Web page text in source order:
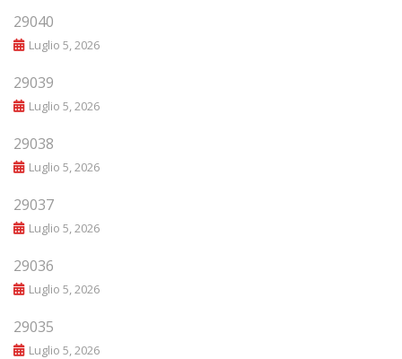
29040
Luglio 5, 2026
29039
Luglio 5, 2026
29038
Luglio 5, 2026
29037
Luglio 5, 2026
29036
Luglio 5, 2026
29035
Luglio 5, 2026